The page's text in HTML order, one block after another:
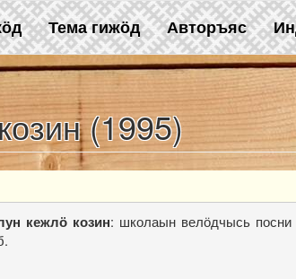
Тема гижӧд Авторъяс
(1995)
кежлӧ козин: школаын велӧдчысь